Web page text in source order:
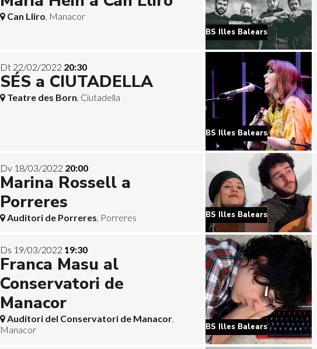
Can Lliro , Manacor
BS Illes Balears
Dt 22/02/2022 20:30
SÉS a CIUTADELLA
Teatre des Born , Ciutadella
BS Illes Balears
Dv 18/03/2022 20:00
Marina Rossell a
Porreres
Auditori de Porreres , Porreres BS Illes Balears
Ds 19/03/2022 19:30
Franca Masu al
Conservatori de
Manacor
Auditori del Conservatori de Manacor
Manacor
BS Illes Balears